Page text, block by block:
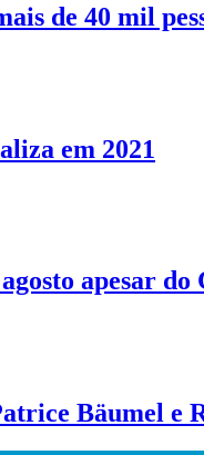
de 40 mil
em 2021
apesar do
Bäumel e